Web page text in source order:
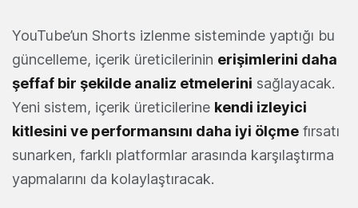
YouTube’un Shorts izlenme sisteminde yaptığı bu
güncelleme, içerik üreticilerinin erişimlerini daha
şeffaf bir şekilde analiz etmelerini sağlayacak.
Yeni sistem, içerik üreticilerine kendi izleyici
kitlesini ve performansını daha iyi ölçme fırsatı
sunarken, farklı platformlar arasında karşılaştırma
yapmalarını da kolaylaştıracak.